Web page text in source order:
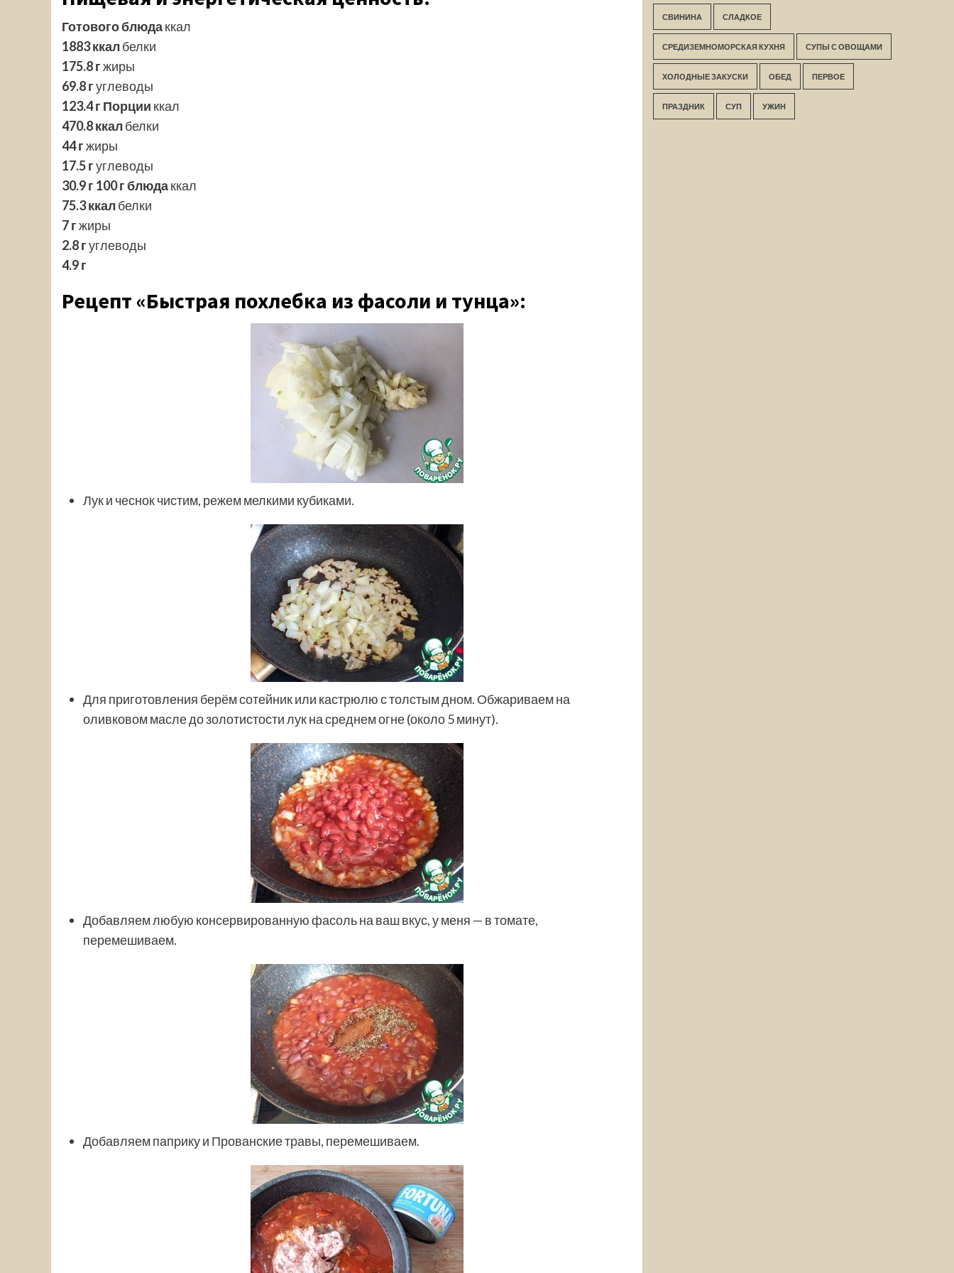
Готового блюдаккал
1883 ккалбелки
175.8 гжиры
69.8 гуглеводы
123.4 г Порции ккал
470.8 ккалбелки
44 гжиры
17.5 гуглеводы
30.9 г 100 г блюдаккал
75.3 ккалбелки
7 гжиры
2.8 гуглеводы
4.9 г
Рецепт «Быстрая похлебка из фасоли и тунца»:
Лук и чеснок чистим, режем мелкими кубиками.
Для приготовления берём сотейник или кастрюлю с толстым дном. Обжариваем на
оливковом масле до золотистости лук на среднем огне (около 5 минут).
Добавляем любую консервированную фасоль на ваш вкус, у меня — в томате,
перемешиваем.
Добавляем паприку и Прованские травы, перемешиваем.
СВИНИНА СЛАДКОЕ
СРЕДИЗЕМНОМОРСКАЯ КУХНЯ СУПЫ С ОВОЩАМИ
ХОЛОДНЫЕ ЗАКУСКИ ОБЕД ПЕРВОЕ
ПРАЗДНИК СУП УЖИН